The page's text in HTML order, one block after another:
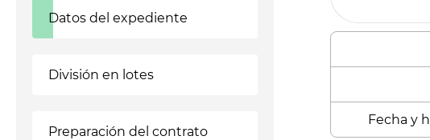
Datos del expediente
División en lotes
Preparación del contrato
Fecha y